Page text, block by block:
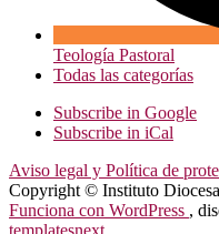
Teología Pastoral
Todas las categorías
Subscribe in Google
Subscribe in iCal
Aviso legal y Política de
Copyright © Instituto
Funciona con WordPress ,
templatesnext